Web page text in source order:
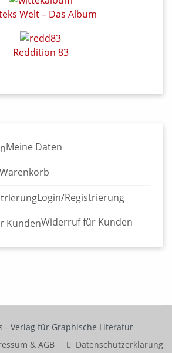
Welt – Das Album
Reddition 83
Meine Daten
Warenkorb
Login/Registrierung
Widerruf für Kunden
- Verlag für Graphische Literatur
& AGB
Datenschutzerklärung